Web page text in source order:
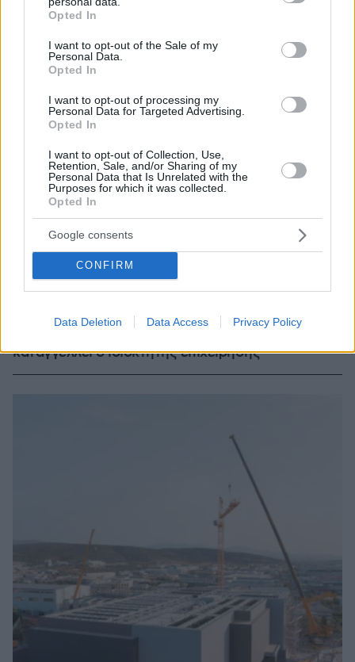
grant or deny consent to Google and its third-party tags to
use your data for below specified purposes in below Google
consent section.
Opted In
I want to opt-out of the Sale of my
Personal Data.
Opted In
I want to opt-out of processing my
Personal Data for Targeted Advertising.
Opted In
I want to opt-out of Collection, Use,
Retention, Sale, and/or Sharing of my
Personal Data that Is Unrelated with the
Purposes for which it was collected.
Opted In
Google consents
CONFIRM
Data Deletion Data Access Privacy Policy
«Πόσα θέλεις για το κορίτσι;»: Τουρίστας στην
καταγγέλλει ο ιδιοκτήτης επιχείρησης